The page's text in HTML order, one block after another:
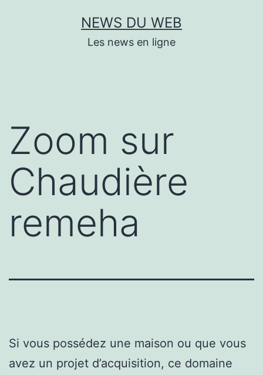
NEWS DU WEB
Les news en ligne
Zoom sur
Chaudière
remeha
Si vous possédez une maison ou que vous
avez un projet d’acquisition, ce domaine